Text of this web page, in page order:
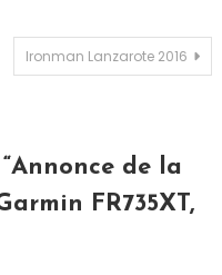
Ironman Lanzarote 2016
Annonce de la
FR735XT,